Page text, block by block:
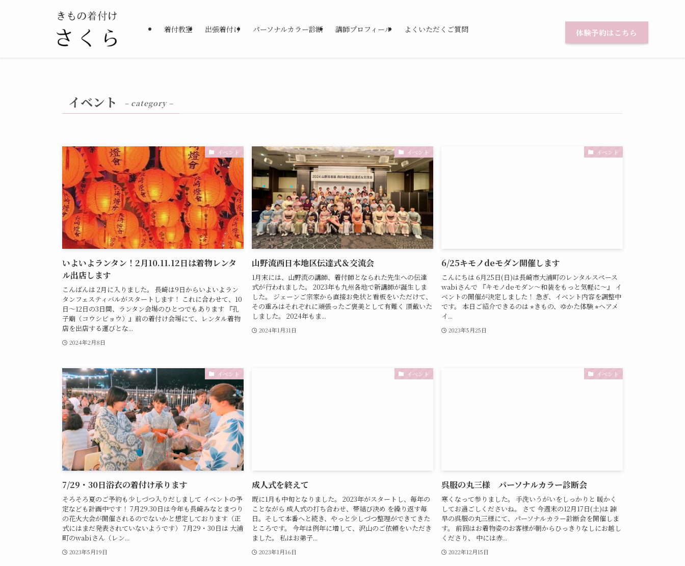
着付教室 出張着付け パーソナルカラー診断 講師プロフィール よくいただくご質問 体験予約はこちら
イベント – category –
イベント
いよいよランタン！2月10.11.12日は着物レンタ
ル出店します
こんばんは 2月に入りました。 長崎は9日からいよいよラン
タンフェスティバルがスタートします！ これに合わせて、10
日～12日の3日間、ランタン会場のひとつでもあります 『孔
子廟（コウシビョウ）』前の着付け会場にて、レンタル着物
店を出店する運びとな...
2024年2月8日
イベント
山野流西日本地区伝達式＆交流会
1月末には、山野流の講師、着付師となられた先生への伝達
式が行われました。 2023年も九州各地で新講師が誕生しま
した。 ジェーンご宗家から直接お免状と看板をいただけて、
その重みはそれぞれに頑張ったご褒美として有難く 頂戴いた
しました。 2024年もま...
2024年1月31日
イベント
6/25キモノdeモダン開催します
こんにちは 6月25日(日)は長崎市大浦町のレンタルスペース
wabiさんで 『キモノdeモダン〜和装をもっと気軽に〜』 イ
ベントの開催が決定しました！ 急ぎ、イベント内容を調整中
です。 本日ご紹介できるのは ⭐︎きもの、ゆかた体験 ⭐︎ヘアメ
イ...
2023年5月25日
イベント
7/29・30日浴衣の着付け承ります
そろそろ夏のご予約も少しづつ入りだしまして イベントの予
定なども計画中です！ 7月29.30日は今年も長崎みなとまつり
の花火大会が開催されるのでないかと想定しております（正
式にはまだ発表されていないようです） 7月29・30日は 大浦
町のwabiさん（レン...
2023年5月19日
イベント
成人式を終えて
既に1月も中旬となりました。 2023年がスタートし、毎年の
ことながら 成人式の打ち合わせ、帯結び決め を繰り返す毎
日。そして本番へと続き、やっと少しづつ整理ができてきた
ところです。 今年は例年に増して、沢山のご依頼をいただき
ました。 私はお弟子...
2023年1月16日
イベント
呉服の丸三様 パーソナルカラー診断会
寒くなって参りました。 手洗いうがいをしっかりと 暖かく
してお過ごしくださいね。 さて 今週末の12月17日(土)は 諫
早の呉服の丸三様にて、パーソナルカラー診断会を開催しま
す。 前回はお着物姿のお客様が朝からひっきりなしにお越し
くださり、 中には赤...
2022年12月15日